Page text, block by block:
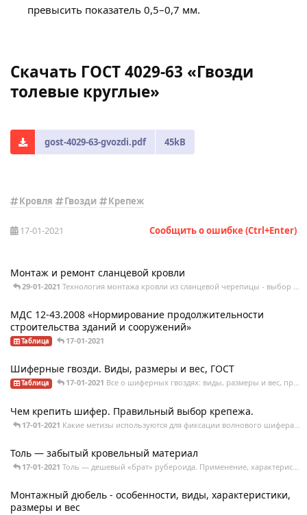
превысить показатель 0,5–0,7 мм.
Скачать ГОСТ 4029-63 «Гвозди
толевые круглые»
gost-4029-63-gvozdi.pdf 45kB
Кровля Гвозди Крепеж
17-01-2021 Сообщить о ошибке (Ctrl+Enter)
Монтаж и ремонт сланцевой кровли
29-01-2021 Технология монтажа кровли из сланцевой черепицы - выбор раскладки, устройство обрешетки,
МДС 12-43.2008 «Нормирование продолжительности
строительства зданий и сооружений»
Таблица 17-01-2021
Шиферные гвозди. Виды, размеры и вес, ГОСТ
Таблица 17-01-2021 Все о шиферных гвоздях: виды, размеры и вес, применение, ГОСТы и ТУ, технология
Чем крепить шифер. Правильный выбор крепежа.
17-01-2021 Какие метизы используются для фиксации волнового шифера, и почему нельзя использовать
Толь — забытый кровельный материал
17-01-2021 Толь — дешевый «брат» рубероида. Применение, характеристики, виды, марки, ГОСТ
Монтажный дюбель - особенности, виды, характеристики,
размеры и вес